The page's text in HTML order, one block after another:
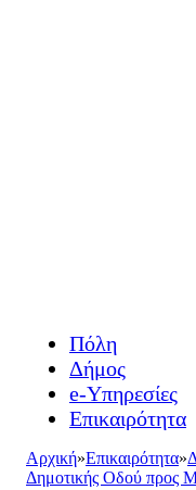
Πόλη
Δήμος
e-Υπηρεσίες
Επικαιρότητα
Αρχική»Επικαιρότητα»
Δημοτικής Οδού προς